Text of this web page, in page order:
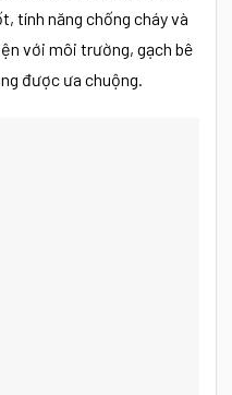
tính năng chống cháy và
với môi trường, gạch bê
được ưa chuộng.